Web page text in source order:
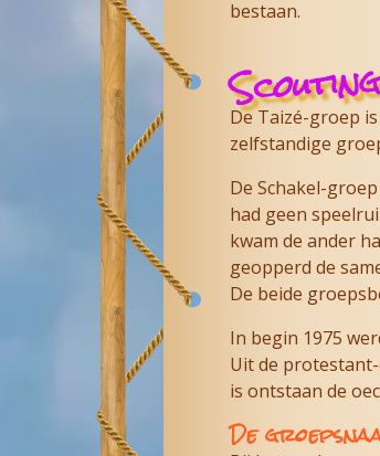
bestaan.
De Taizé-groep
zelfstandige
De Schakel-
had geen
kwam de ander
geopperd de
De beide
In begin 1975
Uit de
is ontstaan de
De